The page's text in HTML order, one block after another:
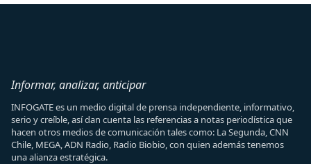
Informar, analizar, anticipar
INFOGATE es un medio digital de prensa independiente, informativo,
serio y creíble, así dan cuenta las referencias a notas periodística que
hacen otros medios de comunicación tales como: La Segunda, CNN
Chile, MEGA, ADN Radio, Radio Biobio, con quien además tenemos
una alianza estratégica.